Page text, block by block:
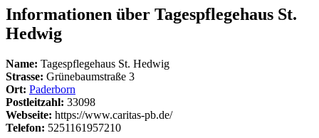
Informationen über Tagespflegehaus St.
Hedwig
Name: Tagespflegehaus St. Hedwig
Strasse: Grünebaumstraße 3
Ort: Paderborn
Postleitzahl: 33098
Webseite: https://www.caritas-pb.de/
Telefon: 5251161957210